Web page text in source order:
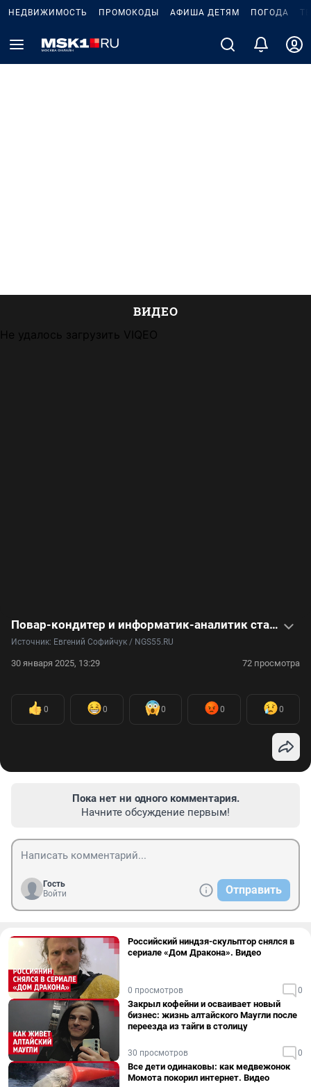
НЕДВИЖИМОСТЬ ПРОМОКОДЫ АФИША ДЕТЯМ ПОГОДА
ВИДЕО
Не удалось загрузить VIQEO
Повар-кондитер и информатик-аналитик стали кузнецами — видеоистория братьев Казанцевых
Источник: Евгений Софийчук / NGS55.RU
30 января 2025, 13:29 72 просмотра
0 0 0 0 0
Пока нет ни одного комментария.
Начните обсуждение первым!
Гость
Войти
Отправить
Российский ниндзя-скульптор снялся в
сериале «Дом Дракона». Видео
0 просмотров 0
Закрыл кофейни и осваивает новый
бизнес: жизнь алтайского Маугли после
переезда из тайги в столицу
30 просмотров 0
Все дети одинаковы: как медвежонок
Момота покорил интернет. Видео